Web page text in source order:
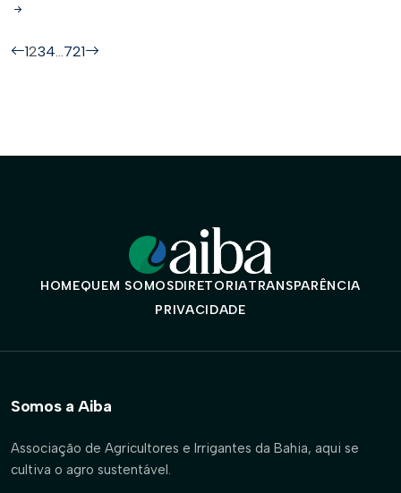
1234…721
HOMEQUEM SOMOSDIRETORIATRANSPARÊNCIA
PRIVACIDADE
Somos a Aiba
Associação de Agricultores e Irrigantes da Bahia, aqui se
cultiva o agro sustentável.